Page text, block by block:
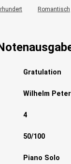
Romantisch
Gratulation
Wilhelm
4
50/100
Piano Solo